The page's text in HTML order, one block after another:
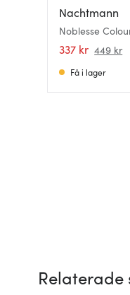
Nachtmann
Noblesse
39,5 cl 2-pack
337 kr 449 kr
Få i lager
Relaterade